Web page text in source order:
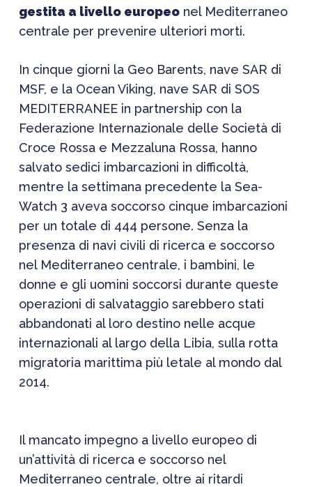
gestita a livello europeonel Mediterraneo
centrale per prevenire ulteriori morti.
In cinque giorni la Geo Barents, nave SAR di
MSF, e la Ocean Viking, nave SAR di SOS
MEDITERRANEE in partnership con la
Federazione Internazionale delle Società di
Croce Rossa e Mezzaluna Rossa, hanno
salvato sedici imbarcazioni in difficoltà,
mentre la settimana precedente la Sea-
Watch 3 aveva soccorso cinque imbarcazioni
per un totale di 444 persone. Senza la
presenza di navi civili di ricerca e soccorso
nel Mediterraneo centrale, i bambini, le
donne e gli uomini soccorsi durante queste
operazioni di salvataggio sarebbero stati
abbandonati al loro destino nelle acque
internazionali al largo della Libia, sulla rotta
migratoria marittima più letale al mondo dal
2014.
Il mancato impegno a livello europeo di
un’attività di ricerca e soccorso nel
Mediterraneo centrale, oltre ai ritardi